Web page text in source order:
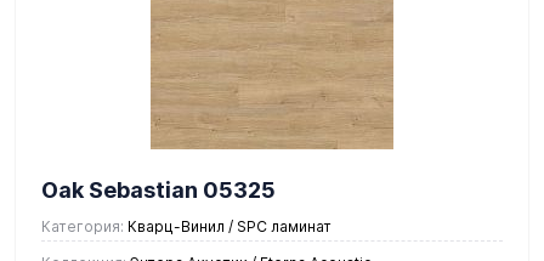
Oak Sebastian 05325
Категория: Кварц-Винил / SPC ламинат